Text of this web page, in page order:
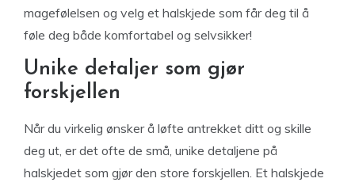
magefølelsen og velg et halskjede som får deg til å
føle deg både komfortabel og selvsikker!
Unike detaljer som gjør
forskjellen
Når du virkelig ønsker å løfte antrekket ditt og skille
deg ut, er det ofte de små, unike detaljene på
halskjedet som gjør den store forskjellen. Et halskjede